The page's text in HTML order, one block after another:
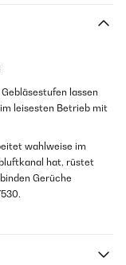
lassen
leisesten Betrieb mit
wahlweise im
hat, rüstet
Gerüche